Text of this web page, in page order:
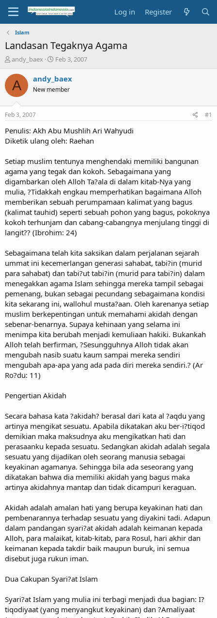
Log in Register
Islam
Landasan Tegaknya Agama
T
r
e
a
s
t
a
r
t
r
andy_baex
S
a
t
e
Feb 3, 2007
A andy_baex
New member
Feb 3, 2007 #1
Penulis: Akh Abu Mushlih Ari Wahyudi
Diketik ulang oleh: Raehan
Setiap muslim tentunya menghendaki memiliki bangunan
agama yang tegak dan kokoh. Sebagaimana yang
digambarkan oleh Alloh Ta?ala di dalam kitab-Nya yang
mulia, ?Tidakkah engkau memperhatikan bagaimana Alloh
memberikan sebuah perumpamaan kalimat yang bagus
(kalimat tauhid) seperti sebuah pohon yang bagus, pokoknya
kokoh terhunjam dan cabang-cabangnya menjulang tinggi di
langit?? (Ibrohim: 24)
Sebagaimana telah kita saksikan dalam perjalanan sejarah
ummat ini kecemerlangan generasi sahabat, tabi?in (murid
para sahabat) dan tabi?ut tabi?in (murid para tabi?in) dalam
menegakkan agama Islam sehingga mereka tampil sebagai
pemenang, bukan sebagai pecundang sebagaimana kondisi
kita sekarang ini, wallohul musta?aan. Oleh karenanya setiap
muslim berkepentingan untuk memahami akidah dengan
sebenar-benarnya. Supaya kehinaan yang selama ini
menimpa kita berubah menjadi kemuliaan hakiki. Bukankah
Alloh telah berfirman, ?Sesungguhnya Alloh tidak akan
mengubah nasib suatu kaum sampai mereka sendiri
mengubah apa-apa yang ada pada diri mereka sendiri.? (Ar
Ro?du: 11)
Pengertian Akidah
Secara bahasa kata ?akidah? berasal dari kata al ?aqdu yang
artinya mengikat sesuatu. Apabila dikatakan aku ber-i?tiqod
demikian maka maksudnya aku mengikatkan hati dan
perasaanku kepada sesuatu. Sedangkan akidah adalah segala
sesuatu yang dijadikan oleh seorang manusia sebagai
keyakinan agamanya. Sehingga bila ada seseorang yang
dikatakan bahwa dia memiliki akidah yang bagus maka
artinya akidahnya mantap dan tidak dicampuri keraguan.
Akidah adalah amalan hati yang berupa keyakinan hati dan
pembenarannya terhadap sesuatu yang diyakini tadi. Adapun
dalam pandangan syari?at akidah adalah keimanan kepada
Alloh, para malaikat, kitab-kitab, para Rosul, hari akhir dan
keimanan kepada takdir baik maupun buruk, ini semua
disebut juga rukun iman.
Dua Cakupan Syari?at Islam
Syari?at Islam yang mulia ini terbagi menjadi dua bagian: I?
tiqodiyaat (yang menyangkut keyakinan) dan ?Amaliyaat